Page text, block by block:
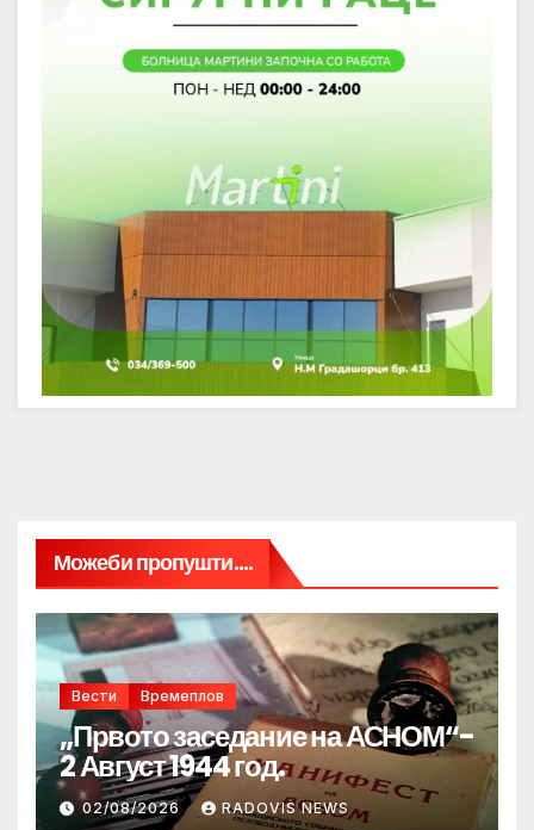
Можеби пропушти....
Вести Времеплов
„Првото заседание на АСНОМ“-
2 Август 1944 год.
02/08/2026 RADOVIS NEWS